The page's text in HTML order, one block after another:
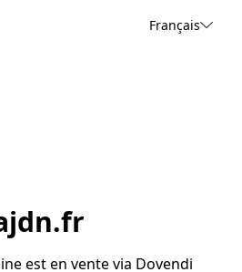
Français
est en vente via Dovendi